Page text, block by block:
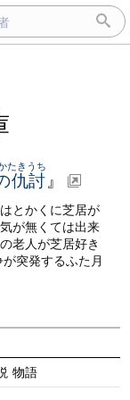
仇討
たきうち
』
とかくに芝居が
が無くては出来
老人が芝居好き
突発するふた月
物語